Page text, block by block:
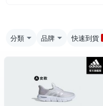
分類 品牌 快速到貨